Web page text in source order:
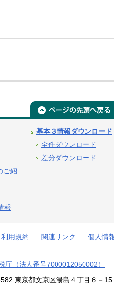
ご紹
報
基本３情報ダウンロード
全件ダウンロード
差分ダウンロード
用規約 関連リンク 個人情
庁（法人番号7000012050002）
東京都文京区湯島４丁目６－